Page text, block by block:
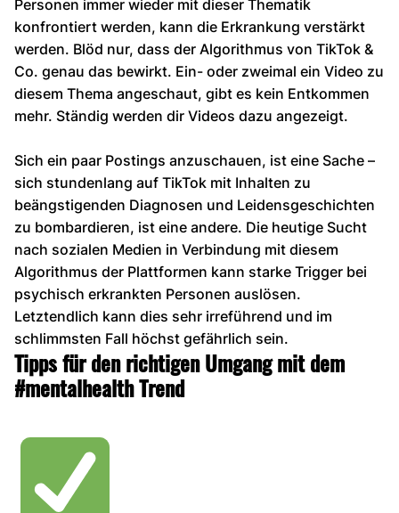
Personen immer wieder mit dieser Thematik
konfrontiert werden, kann die Erkrankung verstärkt
werden. Blöd nur, dass der Algorithmus von TikTok &
Co. genau das bewirkt. Ein- oder zweimal ein Video zu
diesem Thema angeschaut, gibt es kein Entkommen
mehr. Ständig werden dir Videos dazu angezeigt.
Sich ein paar Postings anzuschauen, ist eine Sache –
sich stundenlang auf TikTok mit Inhalten zu
beängstigenden Diagnosen und Leidensgeschichten
zu bombardieren, ist eine andere. Die heutige Sucht
nach sozialen Medien in Verbindung mit diesem
Algorithmus der Plattformen kann starke Trigger bei
psychisch erkrankten Personen auslösen.
Letztendlich kann dies sehr irreführend und im
schlimmsten Fall höchst gefährlich sein.
Tipps für den richtigen Umgang mit dem
#mentalhealth Trend